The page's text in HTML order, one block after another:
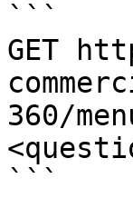
```
GET
360/
```